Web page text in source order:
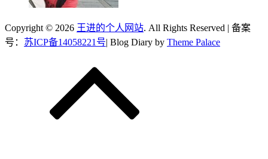
Copyright © 2026 王进的个人网站. All Rights Reserved | 备案
号： 苏ICP备14058221号| Blog Diary by Theme Palace